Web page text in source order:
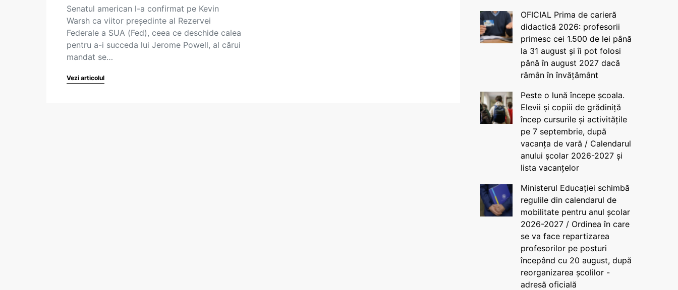
Senatul american l-a confirmat pe Kevin
Warsh ca viitor preşedinte al Rezervei
Federale a SUA (Fed), ceea ce deschide calea
pentru a-i succeda lui Jerome Powell, al cărui
mandat se…
Vezi articolul
OFICIAL Prima de carieră
didactică 2026: profesorii
primesc cei 1.500 de lei până
la 31 august și îi pot folosi
până în august 2027 dacă
rămân în învățământ
Peste o lună începe școala.
Elevii și copiii de grădiniță
încep cursurile și activitățile
pe 7 septembrie, după
vacanța de vară / Calendarul
anului școlar 2026-2027 și
lista vacanțelor
Ministerul Educației schimbă
regulile din calendarul de
mobilitate pentru anul școlar
2026-2027 / Ordinea în care
se va face repartizarea
profesorilor pe posturi
începând cu 20 august, după
reorganizarea școlilor -
adresă oficială